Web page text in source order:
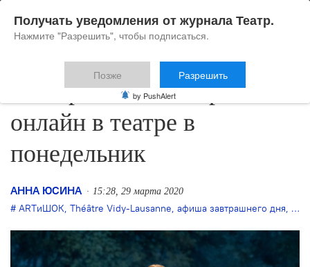
30 марта: что смотреть
онлайн в театре в
понедельник
АННА ЮСИНА 15:28, 29 марта 2020
ARTиШОК, Théâtre Vidy-Lausanne, афиша завтрашнего дня,
Получать уведомления от журнала Театр.
Нажмите "Разрешить", чтобы подписаться.
Позже Разрешить
by PushAlert